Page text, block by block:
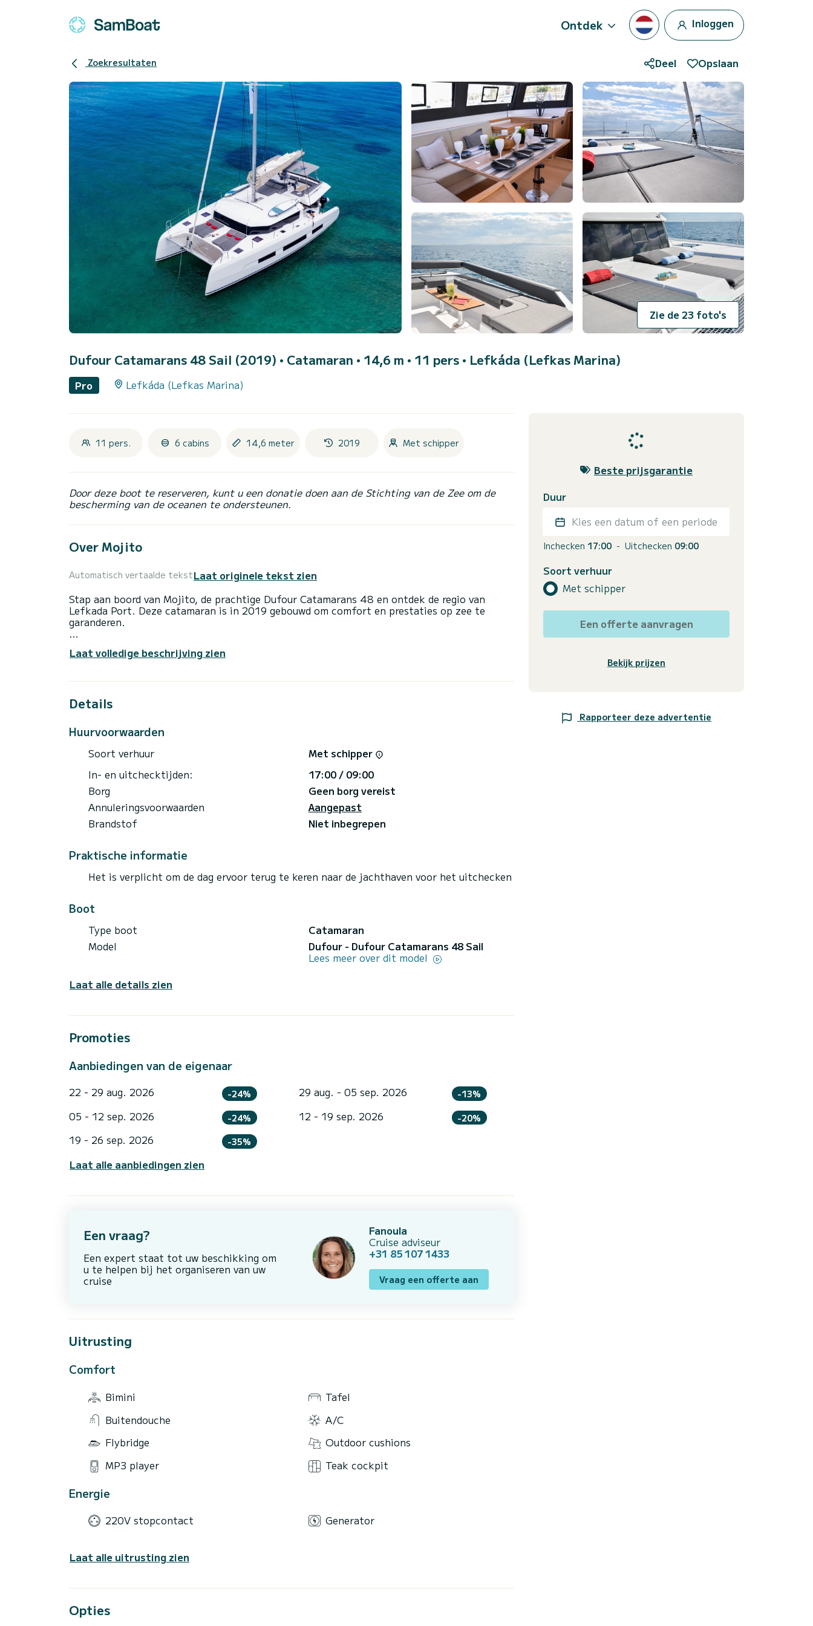
Ontdek Inloggen
Zoekresultaten Deel Opslaan
Zie de 23 foto's
Dufour Catamarans 48 Sail (2019) • Catamaran • 14,6 m • 11 pers • Lefkáda (Lefkas Marina)
Pro Lefkáda (Lefkas Marina)
11 pers. 6 cabins 14,6 meter 2019 Met schipper
Door deze boot te reserveren, kunt u een donatie doen aan de Stichting van de Zee om de
bescherming van de oceanen te ondersteunen.
Over Mojito
Automatisch vertaalde tekstLaat originele tekst zien
Stap aan boord van Mojito, de prachtige Dufour Catamarans 48 en ontdek de regio van
Lefkada Port. Deze catamaran is in 2019 gebouwd om comfort en prestaties op zee te
garanderen.
totale lengte van 15 meter is het uw beste bondgenoot voor een buitengewone vakantie op
Airconditioning.
Reservering- en offerteaanvragen worden rechtstreeks door SamBoat beheerd. Via het
Laat volledige beschrijving zien
Details
Huurvoorwaarden
Soort verhuur
Met schipper
In- en uitchecktijden:
17:00 / 09:00
Borg
Geen borg vereist
Annuleringsvoorwaarden
Aangepast
Brandstof
Niet inbegrepen
Praktische informatie
Het is verplicht om de dag ervoor terug te keren naar de jachthaven voor het uitchecken
Boot
Type boot
Catamaran
Model
Dufour - Dufour Catamarans 48 Sail
Lees meer over dit model
Laat alle details zien
Promoties
Aanbiedingen van de eigenaar
22 - 29 aug. 2026 -24% 29 aug. - 05 sep. 2026 -13%
05 - 12 sep. 2026 -24% 12 - 19 sep. 2026 -20%
19 - 26 sep. 2026 -35%
Laat alle aanbiedingen zien
Een vraag?
Een expert staat tot uw beschikking om
u te helpen bij het organiseren van uw
cruise
Fanoula
Cruise adviseur
+31 85 107 1433
Vraag een offerte aan
Uitrusting
Comfort
Bimini
Tafel
Buitendouche
A/C
Flybridge
Outdoor cushions
MP3 player
Teak cockpit
Energie
220V stopcontact Generator
Laat alle uitrusting zien
Opties
Beste prijsgarantie
Duur
Kies een datum of een periode
Inchecken 17:00 - Uitchecken 09:00
Soort verhuur
Met schipper
Een offerte aanvragen
Bekijk prijzen
Rapporteer deze advertentie